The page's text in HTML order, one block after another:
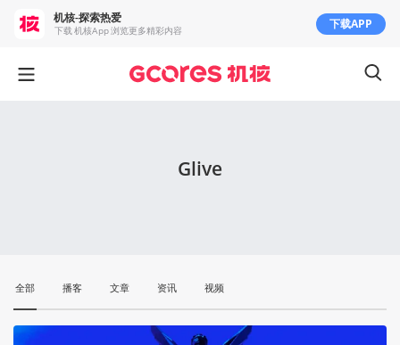
Glive
全部 播客 文章 资讯 视频
机核-探索热爱
下载 机核App 浏览更多精彩内容 下载APP